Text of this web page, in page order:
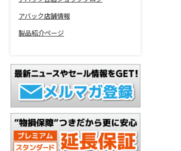
アバック店舗情報
製品紹介ページ